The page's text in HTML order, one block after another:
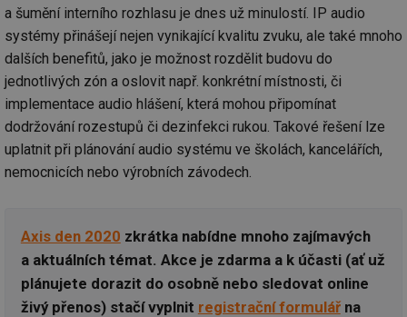
a šumění interního rozhlasu je dnes už minulostí. IP audio
systémy přinášejí nejen vynikající kvalitu zvuku, ale také mnoho
dalších benefitů, jako je možnost rozdělit budovu do
jednotlivých zón a oslovit např. konkrétní místnosti, či
implementace audio hlášení, která mohou připomínat
dodržování rozestupů či dezinfekci rukou. Takové řešení lze
uplatnit při plánování audio systému ve školách, kancelářích,
nemocnicích nebo výrobních závodech.
Axis den 2020 zkrátka nabídne mnoho zajímavých
a aktuálních témat. Akce je zdarma a k účasti (ať už
plánujete dorazit do osobně nebo sledovat online
živý přenos) stačí vyplnit registrační formulářna